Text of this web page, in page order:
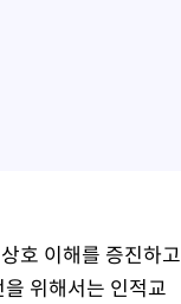
호 이해를 증진하고
위해서는 인적교